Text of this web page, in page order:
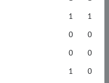
1
1
0
0
0
0
1
0